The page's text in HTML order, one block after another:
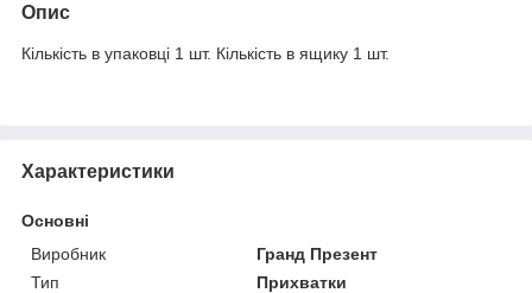
Опис
Кількість в упаковці 1 шт. Кількість в ящику 1 шт.
Характеристики
Основні
Виробник
Гранд Презент
Тип
Прихватки